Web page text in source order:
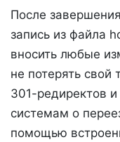
После
запись из файла
вносить любые
не потерять свой
301-редиректов
системам о
помощью